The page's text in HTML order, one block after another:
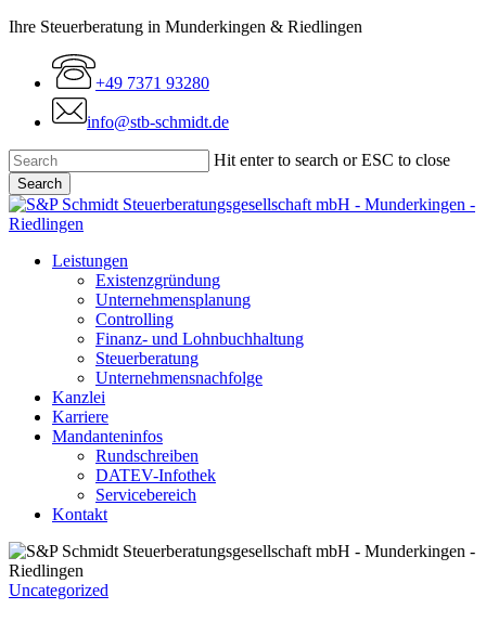
Skip
content
Ihre Steuerberatung in Munderkingen & Riedlingen
+49 7371 93280
info@stb-schmidt.de
Hit enter to search or ESC to close
Search
Close
Search
Menu
Leistungen
Existenzgründung
Unternehmensplanung
Controlling
Finanz- und Lohnbuchhaltung
Steuerberatung
Unternehmensnachfolge
Kanzlei
Karriere
Mandanteninfos
Rundschreiben
DATEV-Infothek
Servicebereich
Kontakt
Uncategorized